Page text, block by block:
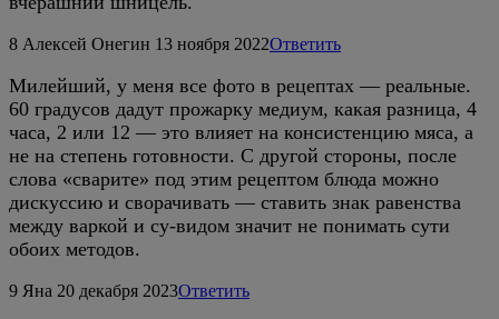
8 Алексей Онегин 13 ноября 2022Ответить
Милейший, у меня все фото в рецептах — реальные.
60 градусов дадут прожарку медиум, какая разница, 4
часа, 2 или 12 — это влияет на консистенцию мяса, а
не на степень готовности. С другой стороны, после
слова «сварите» под этим рецептом блюда можно
дискуссию и сворачивать — ставить знак равенства
между варкой и су-видом значит не понимать сути
обоих методов.
9 Яна 20 декабря 2023Ответить